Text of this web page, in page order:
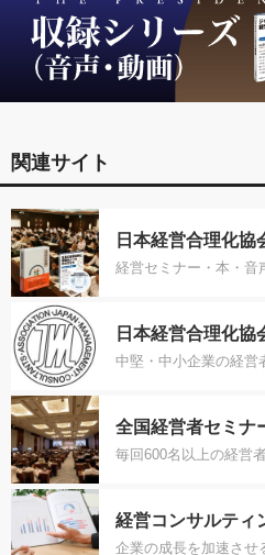
関連サイト
日本経営合理化協
経営セミナー・本・音
日本経営合理化協
中堅・中小企業の経営
全国経営者セミナ
毎回600名以上の経営
経営コンサルティ
企業の成長を加速させ